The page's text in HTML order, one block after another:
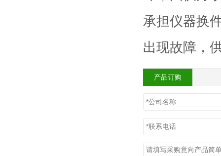
承担仪器换
出现故障，
产品订购